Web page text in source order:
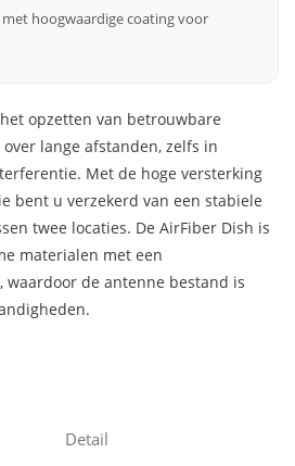
hoogwaardige coating voor
opzetten van betrouwbare
lange afstanden, zelfs in
Met de hoge versterking
bent u verzekerd van een stabiele
twee locaties. De AirFiber Dish is
materialen met een
waardoor de antenne bestand is
Detail